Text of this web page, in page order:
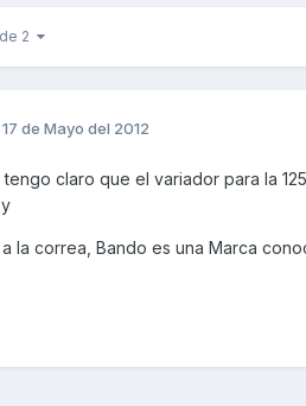
2
17 de Mayo del 2012
tengo claro que el variador para la
la correa, Bando es una Marca